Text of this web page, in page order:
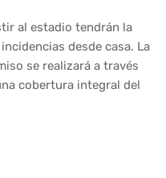
al estadio tendrán la
desde casa. La
se realizará a través
cobertura integral del